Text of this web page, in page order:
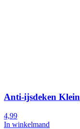
Anti-ijsdeken Klein
4,99
In winkelmand